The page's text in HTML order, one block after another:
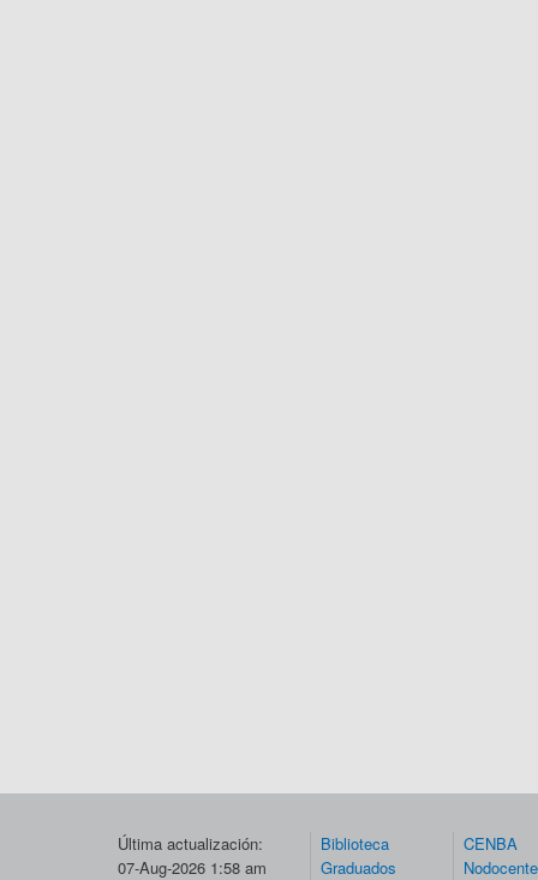
Última actualización:
07-Aug-2026 1:58 am
Biblioteca
Graduados
CENBA